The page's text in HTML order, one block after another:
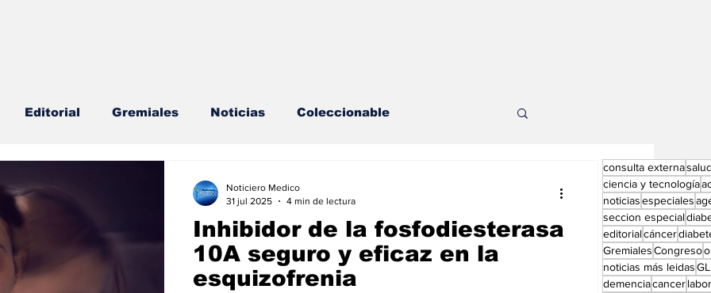
Editorial Gremiales Noticias Coleccionable
Actualidad especial
Inhibidor de la fosfodiesterasa
10A seguro y eficaz en la
esquizofrenia
Noticiero Medico
31 jul 2025
4 min de lectura
consulta externa
ciencia y tecnología
noticiasespeciales
seccion especial
editorialcáncer
GremialesCongreso
noticias más leidas
demenciacancer